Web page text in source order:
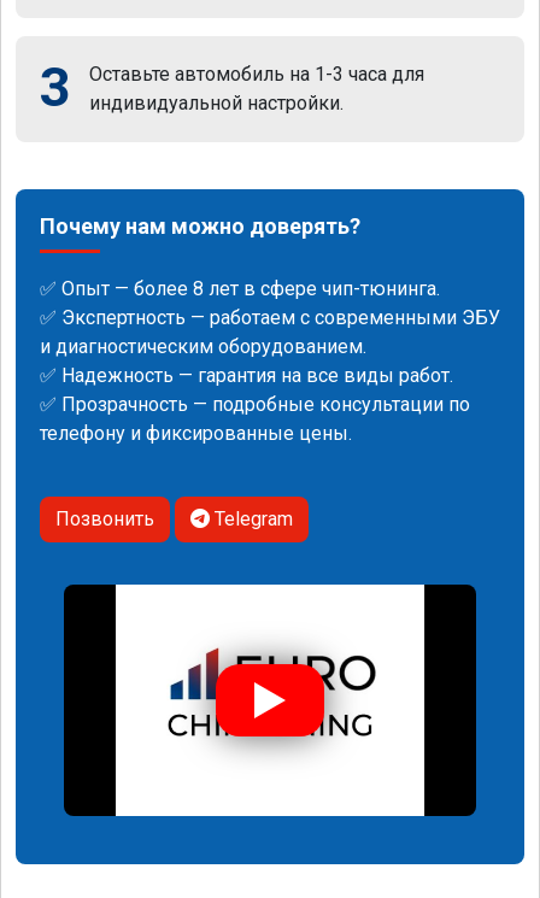
3
Оставьте автомобиль на 1-3 часа для
индивидуальной настройки.
Почему нам можно доверять?
✅ Опыт — более 8 лет в сфере чип-тюнинга.
✅ Экспертность — работаем с современными ЭБУ
и диагностическим оборудованием.
✅ Надежность — гарантия на все виды работ.
✅ Прозрачность — подробные консультации по
телефону и фиксированные цены.
Позвонить Telegram